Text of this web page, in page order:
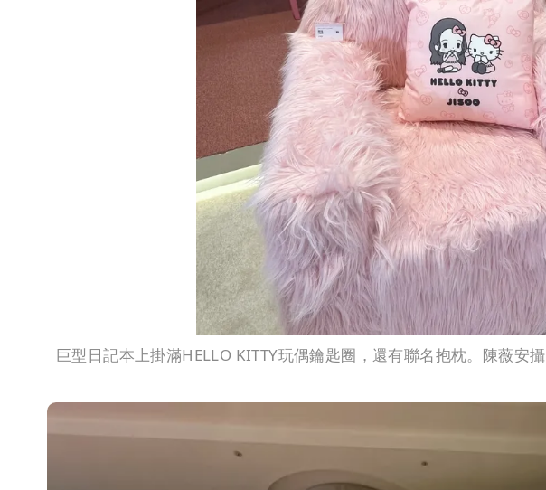
巨型日記本上掛滿HELLO KITTY玩偶鑰匙圈，還有聯名抱枕。陳薇安攝